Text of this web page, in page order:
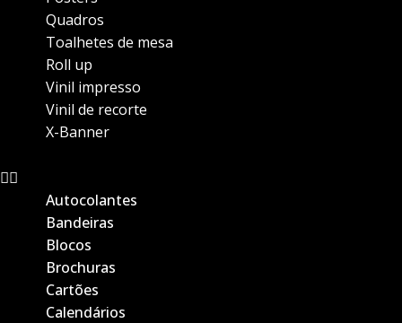
Quadros
Toalhetes de mesa
Roll up
Vinil impresso
Vinil de recorte
X-Banner
Autocolantes
Bandeiras
Blocos
Brochuras
Cartões
Calendários